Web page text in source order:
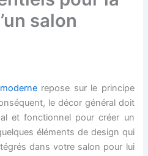
salon
repose sur le principe
le décor général doit
et fonctionnel pour créer un
éléments de design qui
dans votre salon pour lui